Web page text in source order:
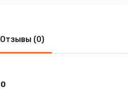
Отзывы (0)
0